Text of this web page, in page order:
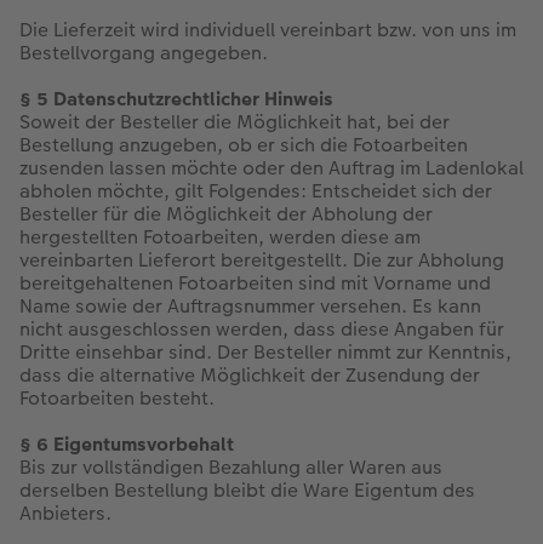
Die Lieferzeit wird individuell vereinbart bzw. von uns im
Bestellvorgang angegeben.
§ 5 Datenschutzrechtlicher Hinweis
Soweit der Besteller die Möglichkeit hat, bei der
Bestellung anzugeben, ob er sich die Fotoarbeiten
zusenden lassen möchte oder den Auftrag im Ladenlokal
abholen möchte, gilt Folgendes: Entscheidet sich der
Besteller für die Möglichkeit der Abholung der
hergestellten Fotoarbeiten, werden diese am
vereinbarten Lieferort bereitgestellt. Die zur Abholung
bereitgehaltenen Fotoarbeiten sind mit Vorname und
Name sowie der Auftragsnummer versehen. Es kann
nicht ausgeschlossen werden, dass diese Angaben für
Dritte einsehbar sind. Der Besteller nimmt zur Kenntnis,
dass die alternative Möglichkeit der Zusendung der
Fotoarbeiten besteht.
§ 6 Eigentumsvorbehalt
Bis zur vollständigen Bezahlung aller Waren aus
derselben Bestellung bleibt die Ware Eigentum des
Anbieters.